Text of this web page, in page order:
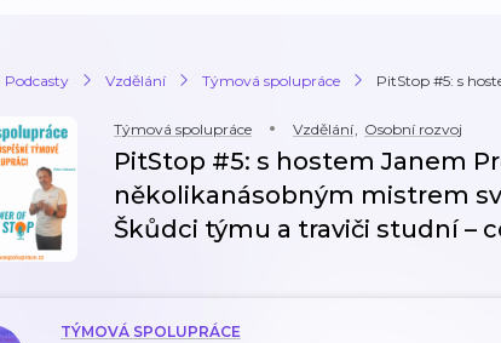
Podcasty Vzdělání Týmová spolupráce PitStop #5: s
Týmová spolupráce Vzdělání, Osobní rozvoj
PitStop #5: s hostem Janem
několikanásobným mistrem
Škůdci týmu a traviči studní –
TÝMOVÁ SPOLUPRÁCE